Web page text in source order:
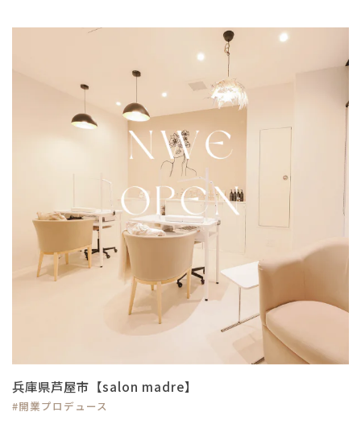
兵庫県芦屋市【salon madre】
#開業プロデュース